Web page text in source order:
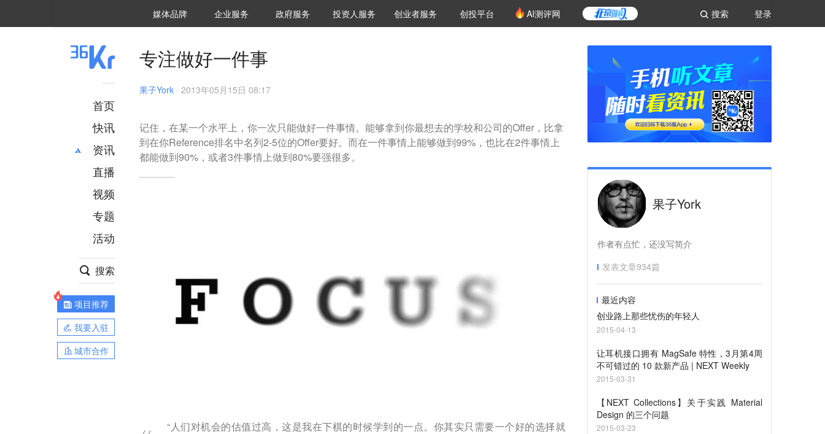
登录
搜索
媒体品牌 36Kr研究院
企业服务 城市之窗
政府服务 VClub投资机构库
投资机构职位推介
投资人服务 创投氪堂
创业者服务 创投平台 AI测评网
首页
快讯
资讯
推荐
财经
项目推荐
安徽
直播
视频
专题
活动
搜索
项目推荐
我要入驻
城市合作
专注做好一件事
果子York · 2013年05月15日 08:17
记住，在某一个水平上，你一次只能做好一件事情。能够拿到你最想去的学校和公司的Offer，比拿
到在你Reference排名中名列2-5位的Offer要好。而在一件事情上能够做到99%，也比在2件事情上
都能做到90%，或者3件事情上做到80%要强很多。
“人们对机会的估值过高，这是我在下棋的时候学到的一点。你其实只需要一个好的选择就
果子York
作者有点忙，还没写简介
发表文章934篇
最近内容
创业路上那些忧伤的年轻人
2015-04-13
让耳机接口拥有 MagSafe 特性，3月第4周
不可错过的 10 款新产品 | NEXT Weekly
2015-03-31
【NEXT Collections】关于实践 Material
Design 的三个问题
2015-03-23